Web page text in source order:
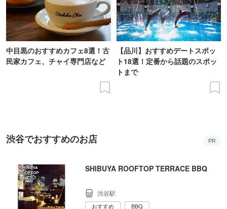
中目黒のおすすめカフェ8選！古
民家カフェ、チャイ専門店など
【品川】おすすめデートスポッ
ト18選！定番から話題のスポッ
トまで
渋谷でおすすめのお店 PR
SHIBUYA ROOFTOP TERRACE BBQ
渋谷駅
おすすめ BBQ